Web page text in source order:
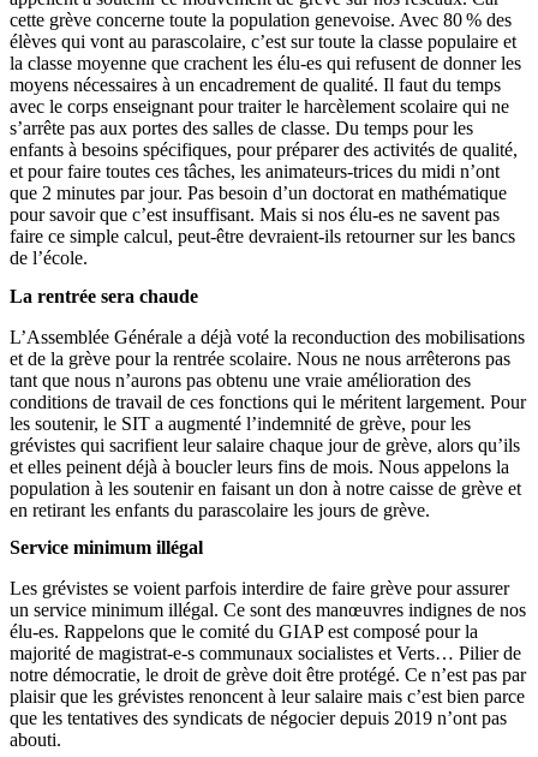
cette grève concerne toute la population genevoise. Avec 80 % des
élèves qui vont au parascolaire, c’est sur toute la classe populaire et
la classe moyenne que crachent les élu-es qui refusent de donner les
moyens nécessaires à un encadrement de qualité. Il faut du temps
avec le corps enseignant pour traiter le harcèlement scolaire qui ne
s’arrête pas aux portes des salles de classe. Du temps pour les
enfants à besoins spécifiques, pour préparer des activités de qualité,
et pour faire toutes ces tâches, les animateurs-trices du midi n’ont
que 2 minutes par jour. Pas besoin d’un doctorat en mathématique
pour savoir que c’est insuffisant. Mais si nos élu-es ne savent pas
faire ce simple calcul, peut-être devraient-ils retourner sur les bancs
de l’école.
La rentrée sera chaude
L’Assemblée Générale a déjà voté la reconduction des mobilisations
et de la grève pour la rentrée scolaire. Nous ne nous arrêterons pas
tant que nous n’aurons pas obtenu une vraie amélioration des
conditions de travail de ces fonctions qui le méritent largement. Pour
les soutenir, le SIT a augmenté l’indemnité de grève, pour les
grévistes qui sacrifient leur salaire chaque jour de grève, alors qu’ils
et elles peinent déjà à boucler leurs fins de mois. Nous appelons la
population à les soutenir en faisant un don à notre caisse de grève et
en retirant les enfants du parascolaire les jours de grève.
Service minimum illégal
Les grévistes se voient parfois interdire de faire grève pour assurer
un service minimum illégal. Ce sont des manœuvres indignes de nos
élu-es. Rappelons que le comité du GIAP est composé pour la
majorité de magistrat-e-s communaux socialistes et Verts… Pilier de
notre démocratie, le droit de grève doit être protégé. Ce n’est pas par
plaisir que les grévistes renoncent à leur salaire mais c’est bien parce
que les tentatives des syndicats de négocier depuis 2019 n’ont pas
abouti.